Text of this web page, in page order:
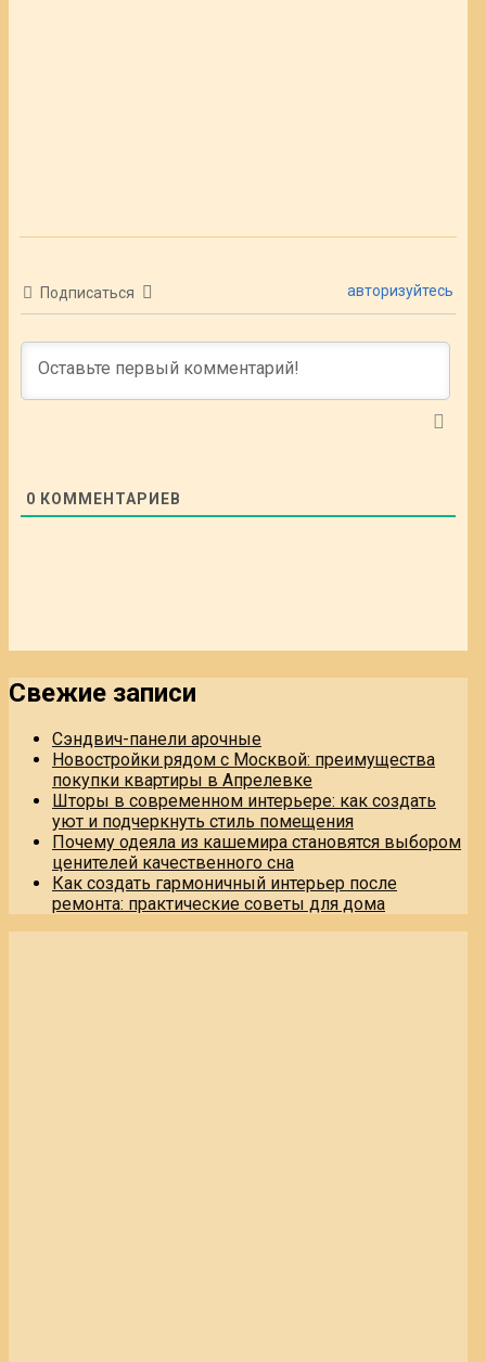
Подписаться авторизуйтесь
0 КОММЕНТАРИЕВ
Свежие записи
Сэндвич-панели арочные
Новостройки рядом с Москвой: преимущества
покупки квартиры в Апрелевке
Шторы в современном интерьере: как создать
уют и подчеркнуть стиль помещения
Почему одеяла из кашемира становятся выбором
ценителей качественного сна
Как создать гармоничный интерьер после
ремонта: практические советы для дома